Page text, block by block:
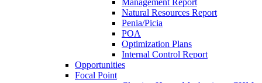
Natural Resources Report
Penia/Picia
POA
Optimization Plans
Internal Control Report
Opportunities
Focal Point